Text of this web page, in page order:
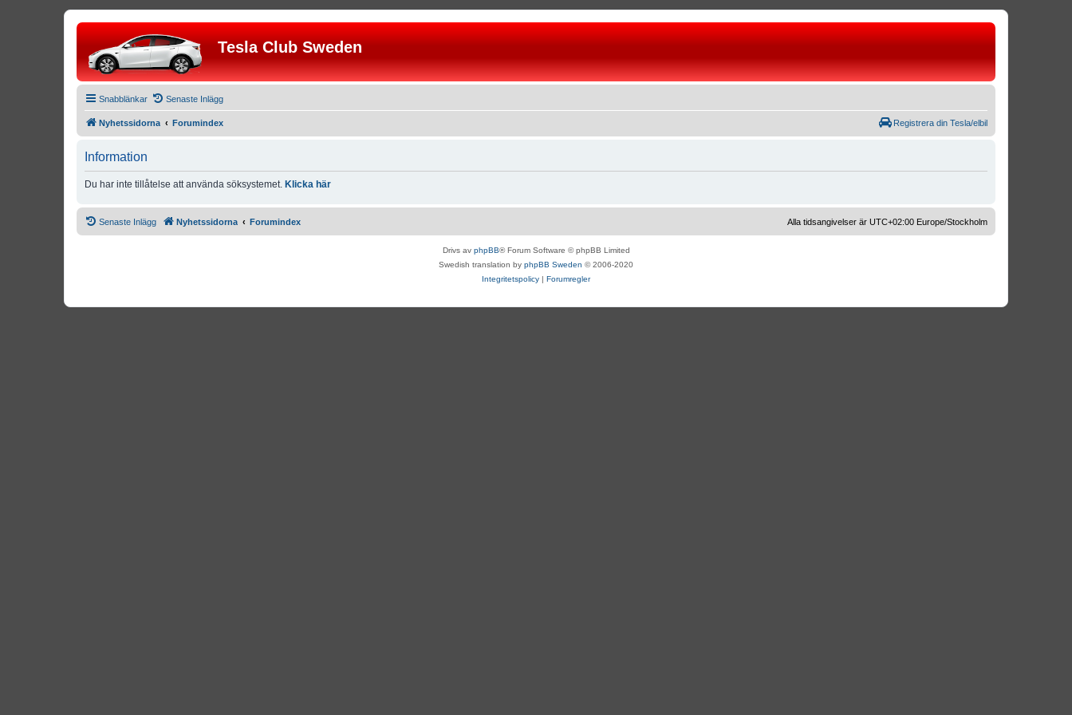
Tesla Club Sweden
Snabblänkar Senaste Inlägg
Nyhetssidorna Forumindex Registrera din Tesla/elbil
Information
Du har inte tillåtelse att använda söksystemet. Klicka här
Senaste Inlägg Nyhetssidorna Forumindex Alla tidsangivelser är UTC+02:00 Europe/Stockholm
Drivs av phpBB® Forum Software © phpBB Limited
Swedish translation by phpBB Sweden © 2006-2020
Integritetspolicy | Forumregler